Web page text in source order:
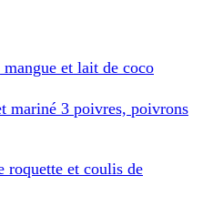
et lait de coco
mariné 3 poivres, poivrons
roquette et coulis de